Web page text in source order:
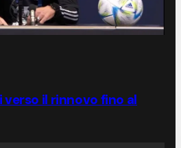
il rinnovo fino al